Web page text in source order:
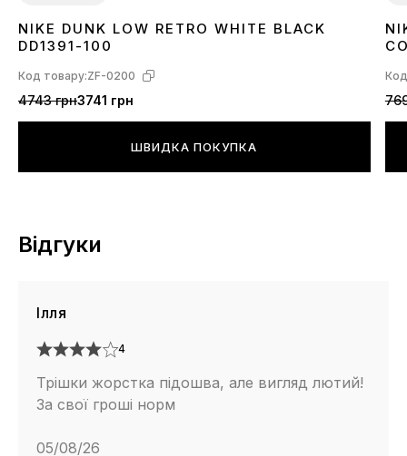
3637 383940 4142 43 4445
NIKE DUNK LOW RETRO WHITE BLACK
DD1391-100
Код товару:ZF-0200
4743 грн3741 грн
ШВИДКА ПОКУПКА
Відгуки
Ілля
4
Трішки жорстка підошва, але вигляд лютий!
За свої гроші норм
05/08/26